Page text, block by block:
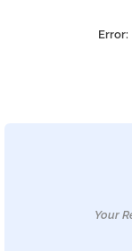
Error:
Your